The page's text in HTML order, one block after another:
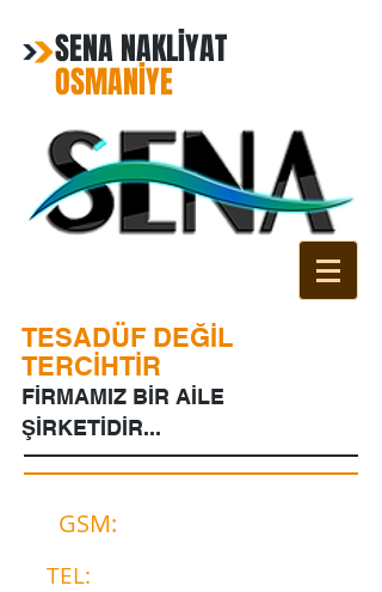
SENA NAKLİYAT
OSMANİYE
TESADÜF DEĞİL
TERCİHTİR
FİRMAMIZ BİR AİLE
ŞİRKETİDİR...
GSM:
TEL: